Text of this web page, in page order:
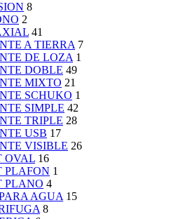
8
2
41
A TIERRA 7
DE LOZA 1
DOBLE 49
MIXTO 21
SCHUKO 1
SIMPLE 42
TRIPLE 28
USB 17
VISIBLE 26
OVAL 16
PLAFON 1
PLANO 4
AGUA 15
8